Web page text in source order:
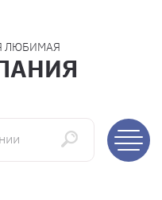
ЛЮБИМАЯ